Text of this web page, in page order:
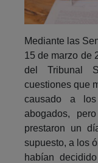
Mediante las
15 de marzo de
del Tribunal
cuestiones que
causado a
abogados,
prestaron un
supuesto, a los
habían